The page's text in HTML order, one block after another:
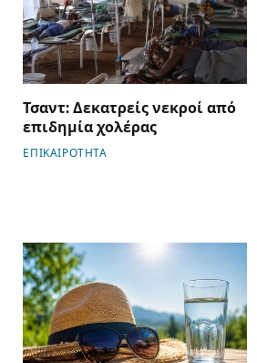
Τσαντ: Δεκατρείς νεκροί από
επιδημία χολέρας
ΕΠΙΚΑΙΡΟΤΗΤΑ